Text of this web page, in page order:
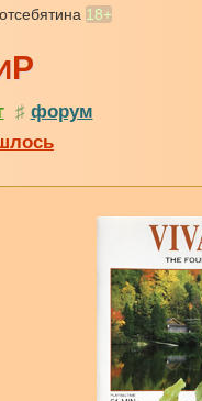
18+
Р
♯ форум